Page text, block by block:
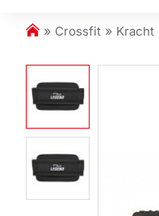
h
m
e
Crossfit Kracht